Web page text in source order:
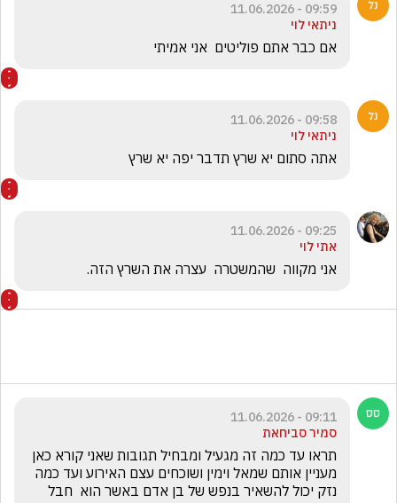
09:59 - 11.06.2026
ניתאי לוי
אם כבר אתם פוליטים  אני אמיתי
09:58 - 11.06.2026
ניתאי לוי
אתה סתום יא שרץ תדבר יפה יא שרץ
09:25 - 11.06.2026
אתי לוי
אני מקווה  שהמשטרה  עצרה את השרץ הזה.
09:11 - 11.06.2026
סמיר סביחאת